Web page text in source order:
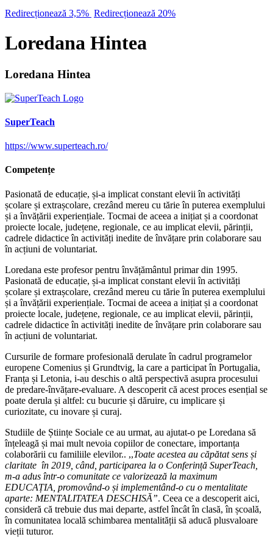
Redirecționează 3,5% Redirecționează 20%
Loredana Hintea
Loredana Hintea
SuperTeach
https://www.superteach.ro/
Competențe
Pasionată de educație, și-a implicat constant elevii în activități
școlare și extrașcolare, crezând mereu cu tărie în puterea exemplului
și a învățării experiențiale. Tocmai de aceea a inițiat și a coordonat
proiecte locale, județene, regionale, ce au implicat elevii, părinții,
cadrele didactice în activități inedite de învățare prin colaborare sau
în acțiuni de voluntariat.
Loredana este profesor pentru învățământul primar din 1995.
Pasionată de educație, și-a implicat constant elevii în activități
școlare și extrașcolare, crezând mereu cu tărie în puterea exemplului
și a învățării experiențiale. Tocmai de aceea a inițiat și a coordonat
proiecte locale, județene, regionale, ce au implicat elevii, părinții,
cadrele didactice în activități inedite de învățare prin colaborare sau
în acțiuni de voluntariat.
Cursurile de formare profesională derulate în cadrul programelor
europene Comenius și Grundtvig, la care a participat în Portugalia,
Franța și Letonia, i-au deschis o altă perspectivă asupra procesului
de predare-învățare-evaluare. A descoperit că acest proces esențial se
poate derula și altfel: cu bucurie și dăruire, cu implicare și
curiozitate, cu inovare și curaj.
Studiile de Științe Sociale ce au urmat, au ajutat-o pe Loredana să
înțeleagă și mai mult nevoia copiilor de conectare, importanța
colaborării cu familiile elevilor.. ,,Toate acestea au căpătat sens și
claritate în 2019, când, participarea la o Conferință SuperTeach,
m-a adus într-o comunitate ce valorizează la maximum
EDUCAȚIA, promovând-o și implementând-o cu o mentalitate
aparte: MENTALITATEA DESCHISĂ”. Ceea ce a descoperit aici,
consideră că trebuie dus mai departe, astfel încât în clasă, în școală,
în comunitatea locală schimbarea mentalității să aducă plusvaloare
vieții tuturor.